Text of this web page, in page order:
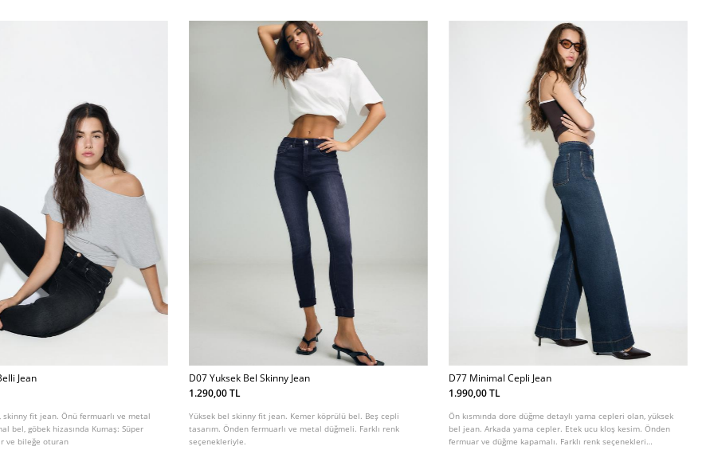
Jean
skinny fit jean. Önü fermuarlı ve metal
bel, göbek hizasında Kumaş: Süper
ve bileğe oturan
D07 Yuksek Bel Skinny Jean
1.290,00 TL
Yüksek bel skinny fit jean. Kemer köprülü bel. Beş cepli
tasarım. Önden fermuarlı ve metal düğmeli. Farklı renk
seçenekleriyle.
D77 Minimal Cepli Jean
1.990,00 TL
Ön kısmında dore düğme detaylı yama cepleri olan, yüksek
bel jean. Arkada yama cepler. Etek ucu kloş kesim. Önden
fermuar ve düğme kapamalı. Farklı renk seçenekleri